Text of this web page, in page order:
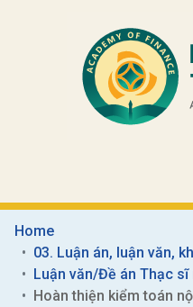
Home
03. Luận án, luận văn,
Luận văn/Đề án Thạc
Hoàn thiện kiểm toán